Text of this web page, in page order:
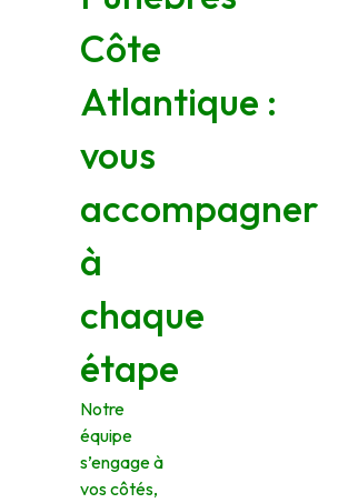
Côte
Atlantique :
vous
accompagner
à
chaque
étape
Notre
équipe
s’engage à
vos côtés,